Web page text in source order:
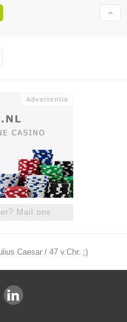
Mail ons
Caesar / 47 v.Chr. ;)